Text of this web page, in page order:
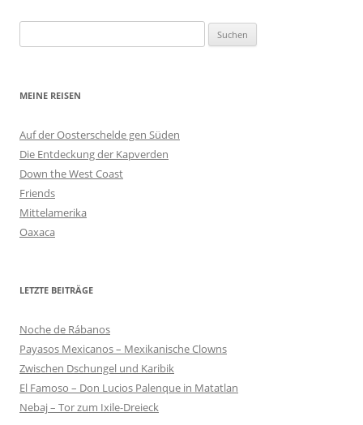
nach:
MEINE REISEN
Auf der Oosterschelde gen Süden
Die Entdeckung der Kapverden
Down the West Coast
Friends
Mittelamerika
Oaxaca
LETZTE BEITRÄGE
Noche de Rábanos
Payasos Mexicanos – Mexikanische Clowns
Zwischen Dschungel und Karibik
El Famoso – Don Lucios Palenque in Matatlan
Nebaj – Tor zum Ixile-Dreieck